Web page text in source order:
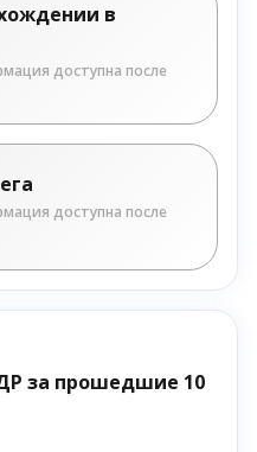
в
доступна после
доступна после
за прошедшие 10